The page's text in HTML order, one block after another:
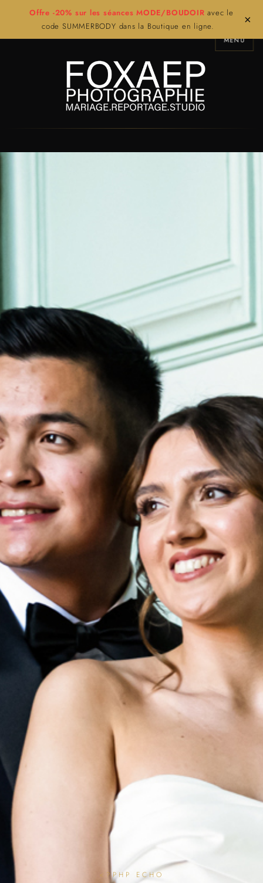
Offre -20% sur les séances MODE/BOUDOIR avec le
code SUMMERBODY dans la Boutique en ligne.
×
MENU
<?PHP ECHO